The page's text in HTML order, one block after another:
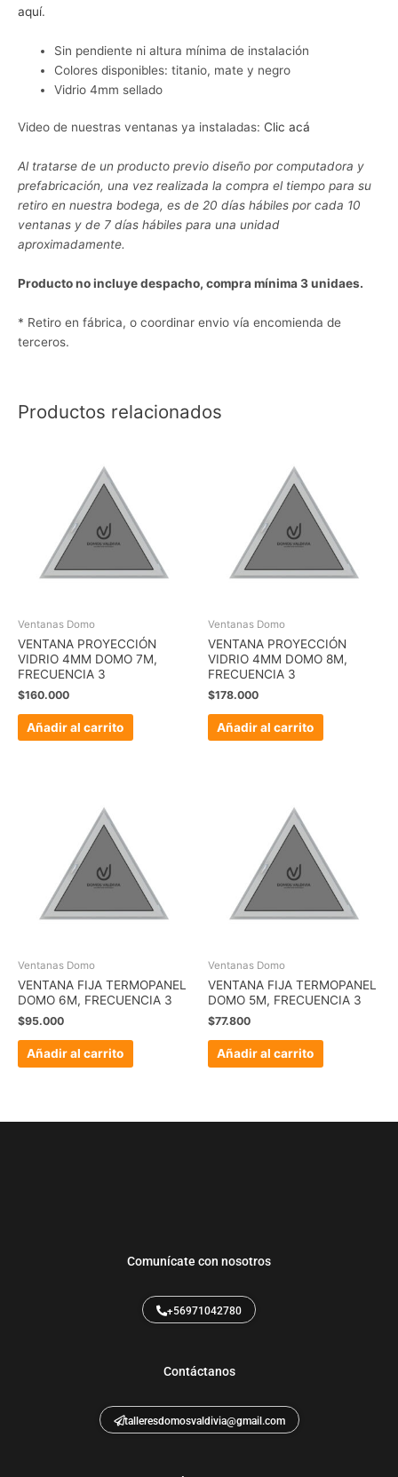
aquí.
Sin pendiente ni altura mínima de instalación
Colores disponibles: titanio, mate y negro
Vidrio 4mm sellado
Video de nuestras ventanas ya instaladas: Clic acá
Al tratarse de un producto previo diseño por computadora y
prefabricación, una vez realizada la compra el tiempo para su
retiro en nuestra bodega, es de 20 días hábiles por cada 10
ventanas y de 7 días hábiles para una unidad
aproximadamente.
Producto no incluye despacho, compra mínima 3 unidaes.
* Retiro en fábrica, o coordinar envio vía encomienda de
terceros.
Productos relacionados
Ventanas Domo
VENTANA PROYECCIÓN
VIDRIO 4MM DOMO 7M,
FRECUENCIA 3
$160.000
Añadir al carrito
Ventanas Domo
VENTANA PROYECCIÓN
VIDRIO 4MM DOMO 8M,
FRECUENCIA 3
$178.000
Añadir al carrito
Ventanas Domo
VENTANA FIJA TERMOPANEL
DOMO 6M, FRECUENCIA 3
$95.000
Añadir al carrito
Ventanas Domo
VENTANA FIJA TERMOPANEL
DOMO 5M, FRECUENCIA 3
$77.800
Añadir al carrito
Comunícate con nosotros
+56971042780
Contáctanos
talleresdomosvaldivia@gmail.com